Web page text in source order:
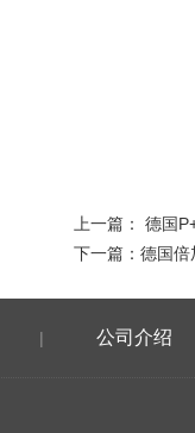
上一篇： 德国
下一篇： 德国倍
| 公司介绍